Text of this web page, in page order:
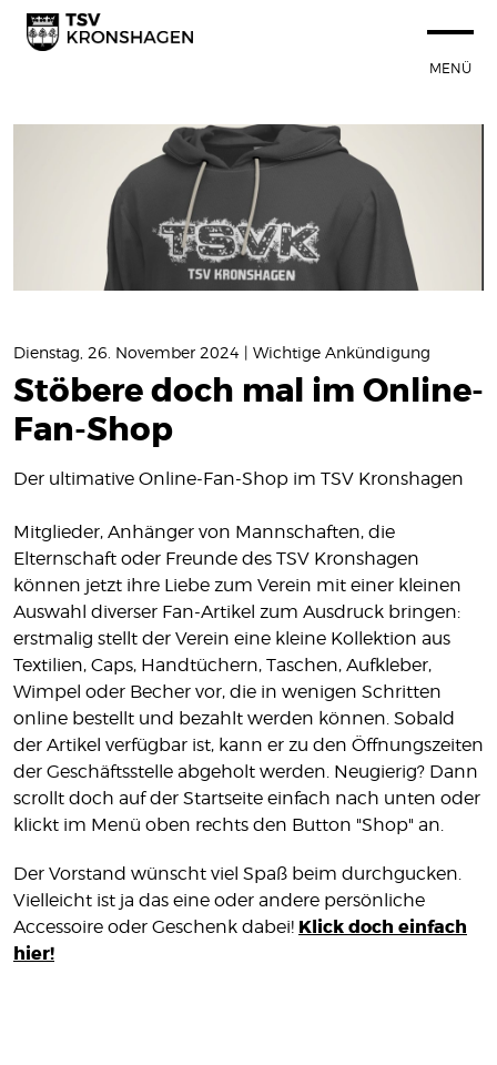
MENÜ
STARTSEITE
100 JAHRE TSVK
SPORTANGEBOT
NEUIGKEITEN
News
VEREIN
SPORTSTÄTTEN
SHOP
KONTAKT
IMPRESSUM
DATENSCHUTZ
Dienstag, 26. November 2024 | Wichtige Ankündigung
Stöbere doch mal im Online-
Fan-Shop
Der ultimative Online-Fan-Shop im TSV Kronshagen
Mitglieder, Anhänger von Mannschaften, die
Elternschaft oder Freunde des TSV Kronshagen
können jetzt ihre Liebe zum Verein mit einer kleinen
Auswahl diverser Fan-Artikel zum Ausdruck bringen:
erstmalig stellt der Verein eine kleine Kollektion aus
Textilien, Caps, Handtüchern, Taschen, Aufkleber,
Wimpel oder Becher vor, die in wenigen Schritten
online bestellt und bezahlt werden können. Sobald
der Artikel verfügbar ist, kann er zu den Öffnungszeiten
der Geschäftsstelle abgeholt werden. Neugierig? Dann
scrollt doch auf der Startseite einfach nach unten oder
klickt im Menü oben rechts den Button "Shop" an.
Der Vorstand wünscht viel Spaß beim durchgucken.
Vielleicht ist ja das eine oder andere persönliche
Accessoire oder Geschenk dabei! Klick doch einfach
hier!